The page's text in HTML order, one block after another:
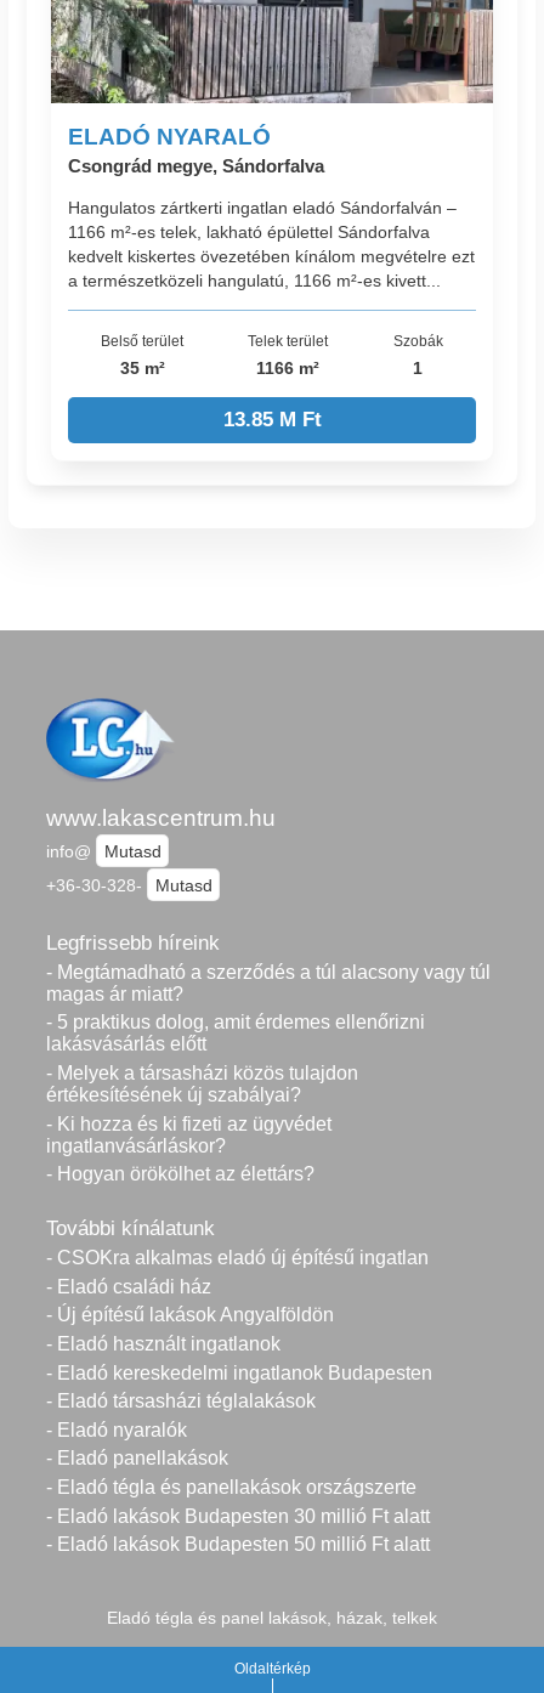
ELADÓ NYARALÓ
Csongrád megye, Sándorfalva
Hangulatos zártkerti ingatlan eladó Sándorfalván –
1166 m²-es telek, lakható épülettel Sándorfalva
kedvelt kiskertes övezetében kínálom megvételre ezt
a természetközeli hangulatú, 1166 m²-es kivett...
Belső terület
35 m²
Telek terület
1166 m²
Szobák
1
13.85 M Ft
www.lakascentrum.hu
info@
Mutasd
+36-30-328-
Mutasd
Legfrissebb híreink
- Megtámadható a szerződés a túl alacsony vagy túl
magas ár miatt?
- 5 praktikus dolog, amit érdemes ellenőrizni
lakásvásárlás előtt
- Melyek a társasházi közös tulajdon
értékesítésének új szabályai?
- Ki hozza és ki fizeti az ügyvédet
ingatlanvásárláskor?
- Hogyan örökölhet az élettárs?
További kínálatunk
- CSOKra alkalmas eladó új építésű ingatlan
- Eladó családi ház
- Új építésű lakások Angyalföldön
- Eladó használt ingatlanok
- Eladó kereskedelmi ingatlanok Budapesten
- Eladó társasházi téglalakások
- Eladó nyaralók
- Eladó panellakások
- Eladó tégla és panellakások országszerte
- Eladó lakások Budapesten 30 millió Ft alatt
- Eladó lakások Budapesten 50 millió Ft alatt
Eladó tégla és panel lakások, házak, telkek
Oldaltérkép